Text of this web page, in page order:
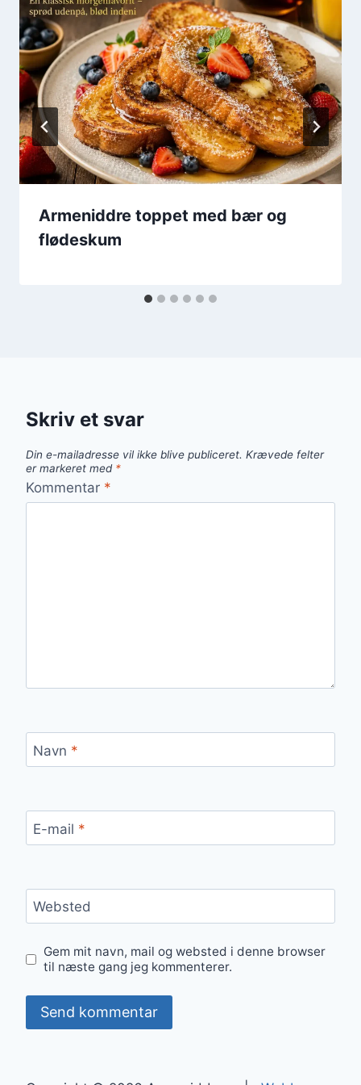
Armeniddre toppet med bær og
flødeskum
Skriv et svar
Din e-mailadresse vil ikke blive publiceret. Krævede felter
er markeret med *
Kommentar *
Navn *
E-mail *
Websted
Gem mit navn, mail og websted i denne browser
til næste gang jeg kommenterer.